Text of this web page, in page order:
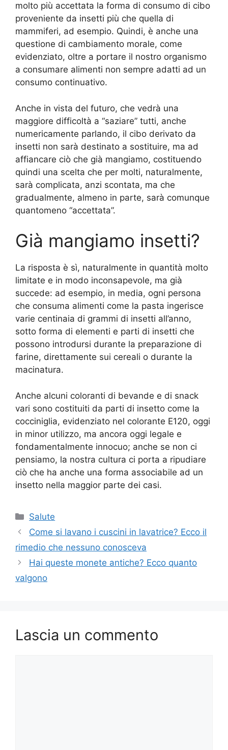
molto più accettata la forma di consumo di cibo
proveniente da insetti più che quella di
mammiferi, ad esempio. Quindi, è anche una
questione di cambiamento morale, come
evidenziato, oltre a portare il nostro organismo
a consumare alimenti non sempre adatti ad un
consumo continuativo.
Anche in vista del futuro, che vedrà una
maggiore difficoltà a “saziare” tutti, anche
numericamente parlando, il cibo derivato da
insetti non sarà destinato a sostituire, ma ad
affiancare ciò che già mangiamo, costituendo
quindi una scelta che per molti, naturalmente,
sarà complicata, anzi scontata, ma che
gradualmente, almeno in parte, sarà comunque
quantomeno “accettata”.
Già mangiamo insetti?
La risposta è sì, naturalmente in quantità molto
limitate e in modo inconsapevole, ma già
succede: ad esempio, in media, ogni persona
che consuma alimenti come la pasta ingerisce
varie centinaia di grammi di insetti all’anno,
sotto forma di elementi e parti di insetti che
possono introdursi durante la preparazione di
farine, direttamente sui cereali o durante la
macinatura.
Anche alcuni coloranti di bevande e di snack
vari sono costituiti da parti di insetto come la
cocciniglia, evidenziato nel colorante E120, oggi
in minor utilizzo, ma ancora oggi legale e
fondamentalmente innocuo; anche se non ci
pensiamo, la nostra cultura ci porta a ripudiare
ciò che ha anche una forma associabile ad un
insetto nella maggior parte dei casi.
Categorie
Salute
Come si lavano i cuscini in lavatrice? Ecco il
rimedio che nessuno conosceva
Hai queste monete antiche? Ecco quanto
valgono
Lascia un commento